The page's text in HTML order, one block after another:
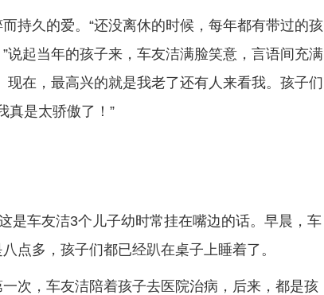
持久的爱。“还没离休的时候，每年都有带过的孩
起当年的孩子来，车友洁满脸笑意，言语间充满
在，最高兴的就是我老了还有人来看我。孩子们
真是太骄傲了！”
是车友洁3个儿子幼时常挂在嘴边的话。早晨，车
点多，孩子们都已经趴在桌子上睡着了。
次，车友洁陪着孩子去医院治病，后来，都是孩